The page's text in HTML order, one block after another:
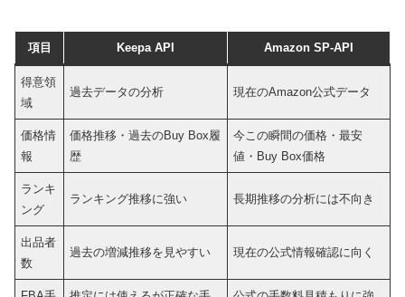
項目 Keepa API Amazon SP-API
得意領
域
過去データの分析 現在のAmazon公式データ
価格情
報
価格推移・過去のBuy Box履
歴
今この瞬間の価格・最安
値・Buy Box価格
ランキ
ング
ランキング推移に強い 長期推移の分析には不向き
出品者
数
過去の増減推移を見やすい 現在の公式情報確認に向く